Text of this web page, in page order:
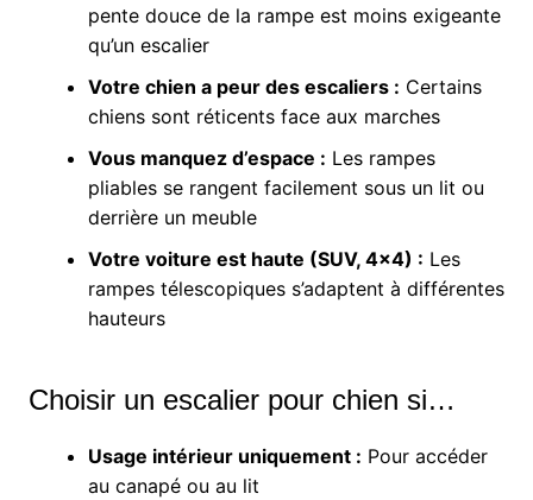
pente douce de la rampe est moins exigeante
qu’un escalier
Votre chien a peur des escaliers : Certains
chiens sont réticents face aux marches
Vous manquez d’espace : Les rampes
pliables se rangent facilement sous un lit ou
derrière un meuble
Votre voiture est haute (SUV, 4×4) : Les
rampes télescopiques s’adaptent à différentes
hauteurs
Choisir un escalier pour chien si…
Usage intérieur uniquement : Pour accéder
au canapé ou au lit